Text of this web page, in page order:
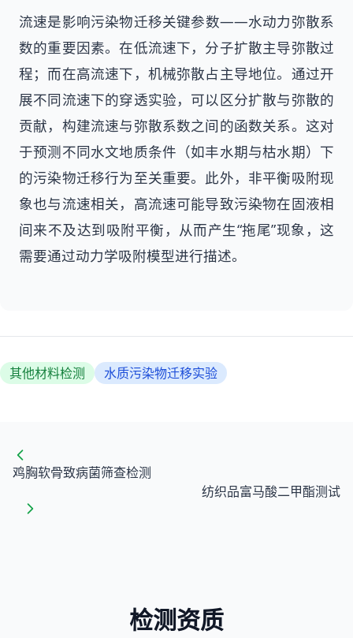
流速是影响污染物迁移关键参数——水动力弥散系
数的重要因素。在低流速下，分子扩散主导弥散过
程；而在高流速下，机械弥散占主导地位。通过开
展不同流速下的穿透实验，可以区分扩散与弥散的
贡献，构建流速与弥散系数之间的函数关系。这对
于预测不同水文地质条件（如丰水期与枯水期）下
的污染物迁移行为至关重要。此外，非平衡吸附现
象也与流速相关，高流速可能导致污染物在固液相
间来不及达到吸附平衡，从而产生“拖尾”现象，这
需要通过动力学吸附模型进行描述。
其他材料检测 水质污染物迁移实验
鸡胸软骨致病菌筛查检测
纺织品富马酸二甲酯测试
检测资质